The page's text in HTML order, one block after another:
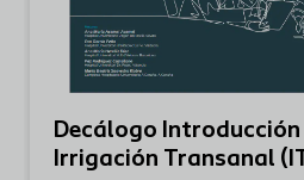
Decálogo Introducción
Irrigación Transanal